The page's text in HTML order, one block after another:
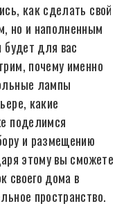
как сделать свой
но и наполненным
для вас
почему именно
лампы
какие
поделимся
и размещению
этому вы сможете
своего дома в
пространство.